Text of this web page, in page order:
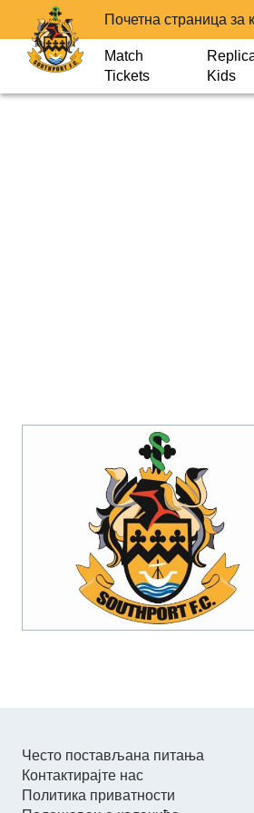
Почетна страница за
Match
Tickets
Kids
Често постављана питања
Контактирајте нас
Политика приватности